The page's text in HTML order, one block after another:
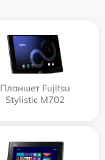
Планшет Fujitsu
Stylistic M702